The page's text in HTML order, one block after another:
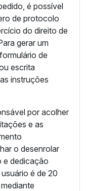
é possível
de protocolo
do direito de
gerar um
de
escrita
instruções
por acolher
e as
o desenrolar
e dedicação
é de 20